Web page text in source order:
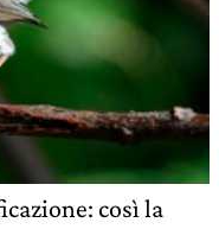
così la